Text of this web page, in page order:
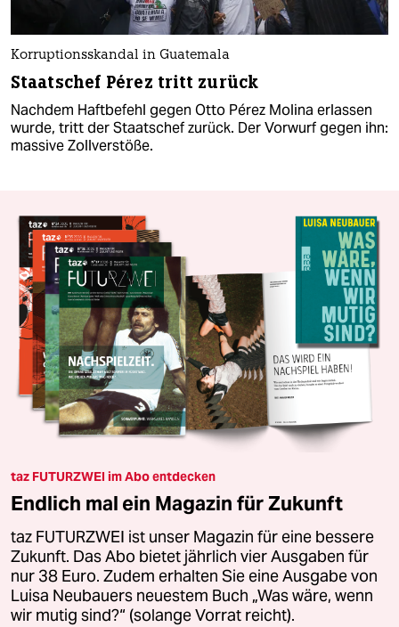
Korruptionsskandal in Guatemala
Staatschef Pérez tritt zurück
Nachdem Haftbefehl gegen Otto Pérez Molina erlassen
wurde, tritt der Staatschef zurück. Der Vorwurf gegen ihn:
massive Zollverstöße.
taz FUTURZWEI im Abo entdecken
Endlich mal ein Magazin für Zukunft
taz FUTURZWEI ist unser Magazin für eine bessere
Zukunft. Das Abo bietet jährlich vier Ausgaben für
nur 38 Euro. Zudem erhalten Sie eine Ausgabe von
Luisa Neubauers neuestem Buch „Was wäre, wenn
wir mutig sind?“ (solange Vorrat reicht).